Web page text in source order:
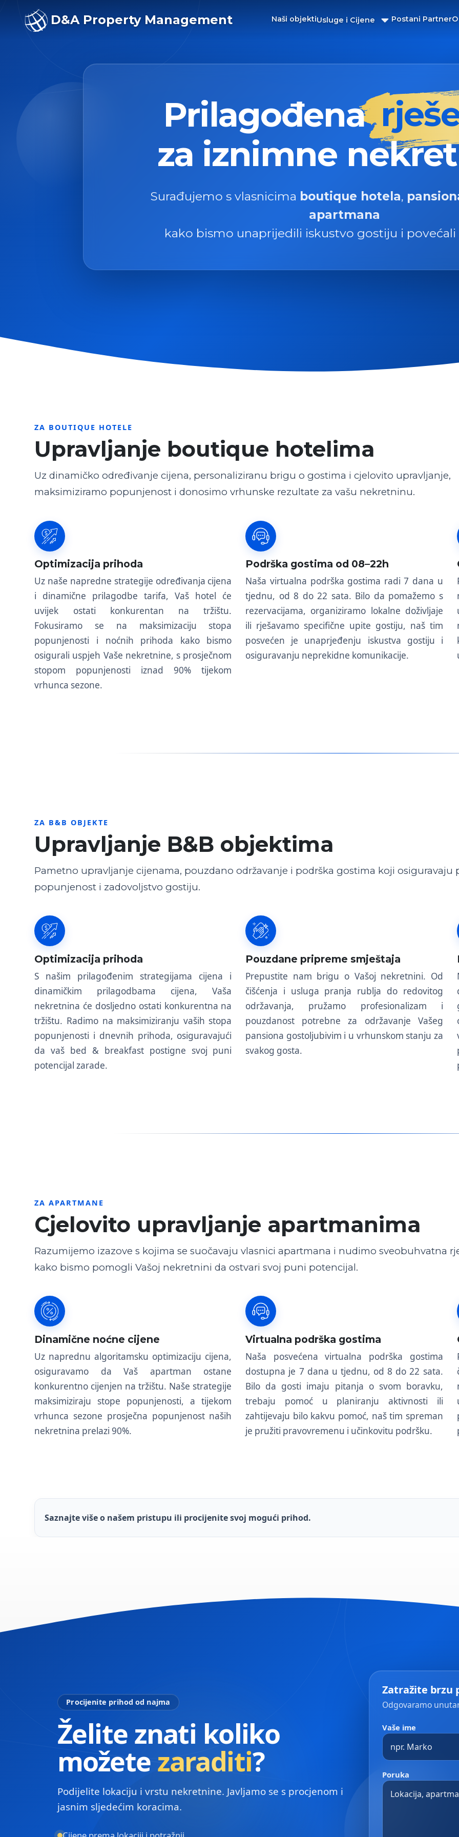
D&A Property Management Naši objektiUsluge i Cijene Postani Partner
Prilagođena
za iznimne
Surađujemo s vlasnicima boutique hotela,
apartmana
kako bismo unaprijedili iskustvo gostiju i povećali
ZA BOUTIQUE HOTELE
Upravljanje boutique hotelima
Uz dinamičko određivanje cijena, personaliziranu brigu o gostima i cjelovito upravljanje,
maksimiziramo popunjenost i donosimo vrhunske rezultate za vašu nekretninu.
Optimizacija prihoda
Uz naše napredne strategije određivanja cijena
i dinamične prilagodbe tarifa, Vaš hotel će
uvijek ostati konkurentan na tržištu.
Fokusiramo se na maksimizaciju stopa
popunjenosti i noćnih prihoda kako bismo
osigurali uspjeh Vaše nekretnine, s prosječnom
stopom popunjenosti iznad 90% tijekom
vrhunca sezone.
Podrška gostima od 08–22h
Naša virtualna podrška gostima radi 7 dana u
tjednu, od 8 do 22 sata. Bilo da pomažemo s
rezervacijama, organiziramo lokalne doživljaje
ili rješavamo specifične upite gostiju, naš tim
posvećen je unaprjeđenju iskustva gostiju i
osiguravanju neprekidne komunikacije.
ZA B&B OBJEKTE
Upravljanje B&B objektima
Pametno upravljanje cijenama, pouzdano održavanje i podrška gostima koji osiguravaju
popunjenost i zadovoljstvo gostiju.
Optimizacija prihoda
S našim prilagođenim strategijama cijena i
dinamičkim prilagodbama cijena, Vaša
nekretnina će dosljedno ostati konkurentna na
tržištu. Radimo na maksimiziranju vaših stopa
popunjenosti i dnevnih prihoda, osiguravajući
da vaš bed & breakfast postigne svoj puni
potencijal zarade.
Pouzdane pripreme smještaja
Prepustite nam brigu o Vašoj nekretnini. Od
čišćenja i usluga pranja rublja do redovitog
održavanja, pružamo profesionalizam i
pouzdanost potrebne za održavanje Vašeg
pansiona gostoljubivim i u vrhunskom stanju za
svakog gosta.
ZA APARTMANE
Cjelovito upravljanje apartmanima
Razumijemo izazove s kojima se suočavaju vlasnici apartmana i nudimo sveobuhvatna
kako bismo pomogli Vašoj nekretnini da ostvari svoj puni potencijal.
Dinamične noćne cijene
Uz naprednu algoritamsku optimizaciju cijena,
osiguravamo da Vaš apartman ostane
konkurentno cijenjen na tržištu. Naše strategije
maksimiziraju stope popunjenosti, a tijekom
vrhunca sezone prosječna popunjenost naših
nekretnina prelazi 90%.
Virtualna podrška gostima
Naša posvećena virtualna podrška gostima
dostupna je 7 dana u tjednu, od 8 do 22 sata.
Bilo da gosti imaju pitanja o svom boravku,
trebaju pomoć u planiranju aktivnosti ili
zahtijevaju bilo kakvu pomoć, naš tim spreman
je pružiti pravovremenu i učinkovitu podršku.
Saznajte više o našem pristupu ili procijenite svoj mogući prihod.
Procijenite prihod od najma
Želite znati koliko
možetezaraditi?
Podijelite lokaciju i vrstu nekretnine. Javljamo se s procjenom i
jasnim sljedećim koracima.
Zatražite brzu
Odgovaramo
Vaše ime
Poruka